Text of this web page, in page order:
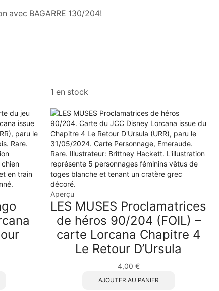
avec BAGARRE 130/204!
1 en stock
Aperçu
LES MUSES Proclamatrices
de héros 90/204 (FOIL) –
carte Lorcana Chapitre 4
Le Retour D’Ursula
4,00 €
AJOUTER AU PANIER